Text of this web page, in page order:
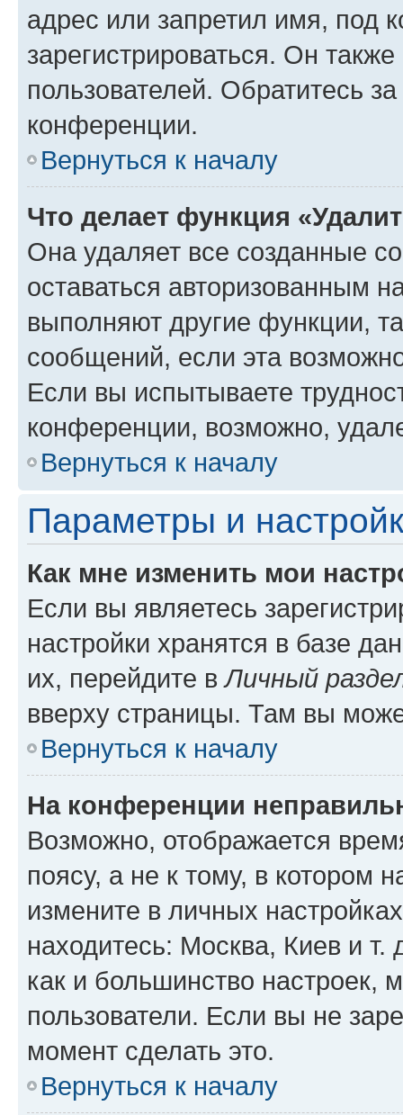
адрес или запретил имя, под
зарегистрироваться. Он
пользователей. Обратитесь
конференции.
Вернуться к началу
Что делает функция
Она удаляет все созданные
оставаться авторизованным
выполняют другие функции,
сообщений, если эта
Если вы испытываете
конференции, возможно,
Вернуться к началу
Параметры и
Как мне изменить мои
Если вы являетесь
настройки хранятся в базе
их, перейдите вЛичный
вверху страницы. Там вы
Вернуться к началу
На конференции
Возможно, отображается
поясу, а не к тому, в котором
измените в личных
находитесь: Москва, Киев и т.
как и большинство настроек,
пользователи. Если вы не
момент сделать это.
Вернуться к началу